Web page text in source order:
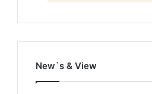
New`s & View